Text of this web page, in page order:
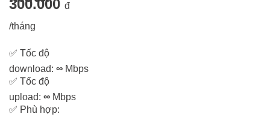
300.000 đ
/tháng
✅ Tốc độ
download: ∞ Mbps
✅ Tốc độ
upload: ∞ Mbps
✅ Phù hợp: